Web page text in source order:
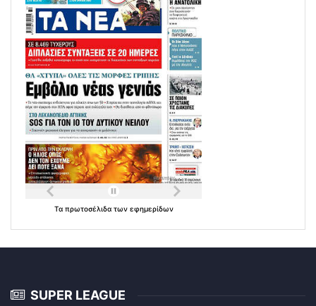
Τα πρωτοσέλιδα των εφημερίδων
SUPER LEAGUE